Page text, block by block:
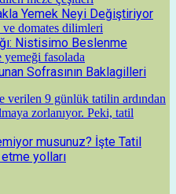
Yemek Neyi Değiştiriyor
Nistisimo Beslenme
Sofrasının Baklagilleri
musunuz? İşte Tatil
yolları